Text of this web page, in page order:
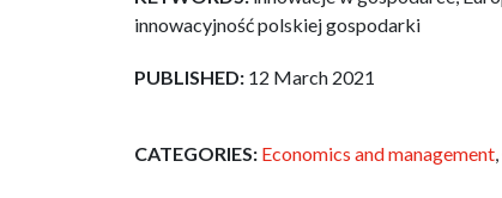
innowacyjność polskiej gospodarki
PUBLISHED: 12 March 2021
CATEGORIES: Economics and management,